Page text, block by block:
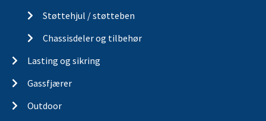
Støttehjul / støtteben
Chassisdeler og tilbehør
Lasting og sikring
Gassfjærer
Outdoor